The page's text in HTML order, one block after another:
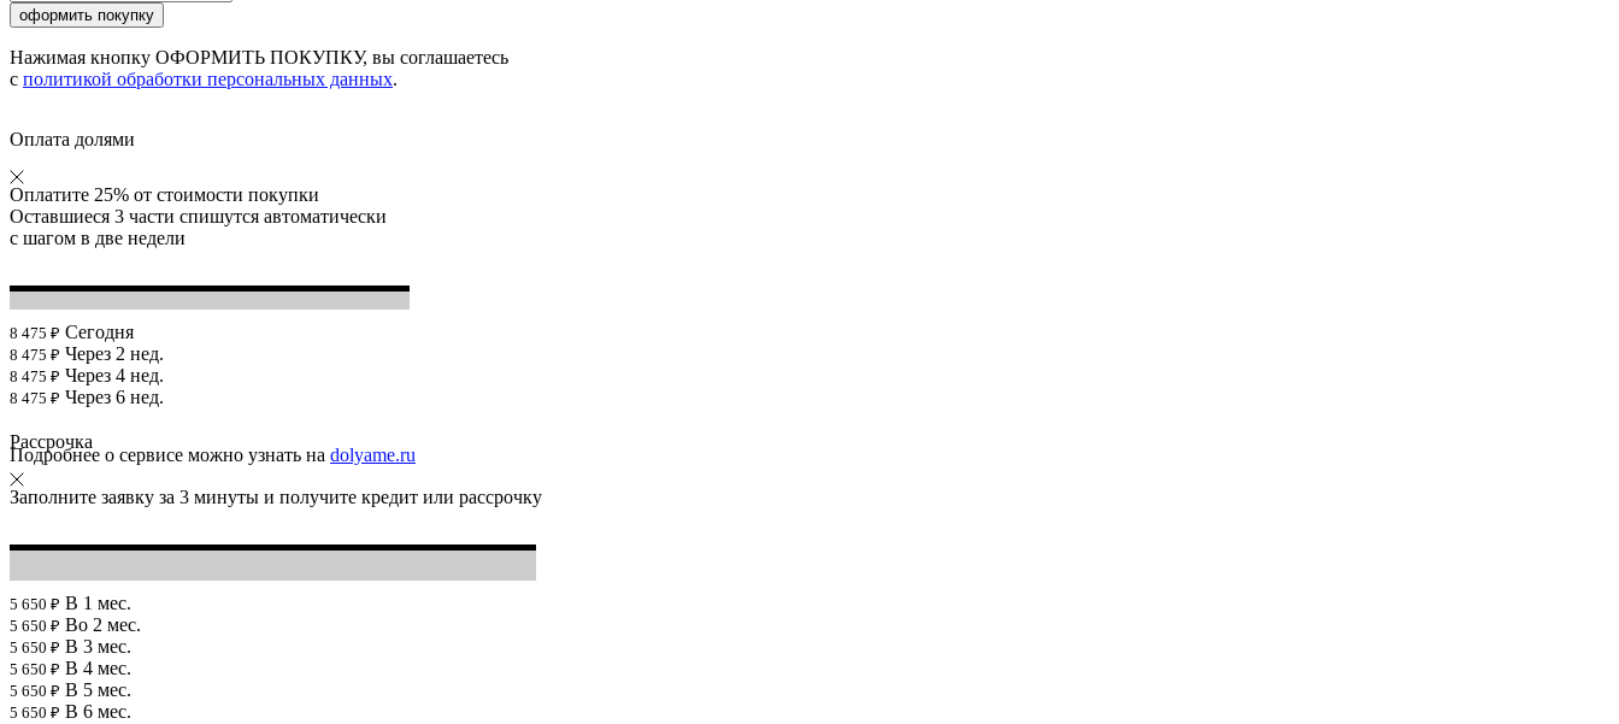
Нажимая кнопку ОФОРМИТЬ ПОКУПКУ, вы соглашаетесь
с политикой обработки персональных данных.
Оплата долями
Оплатите 25% от стоимости покупки
Оставшиеся 3 части спишутся автоматически
с шагом в две недели
8 475 ₽ Сегодня
8 475 ₽ Через 2 нед.
8 475 ₽ Через 4 нед.
8 475 ₽ Через 6 нед.
Подробнее о сервисе можно узнать на dolyame.ru
Рассрочка
Заполните заявку за 3 минуты и получите кредит или рассрочку
5 650 ₽ В 1 мес.
5 650 ₽ Во 2 мес.
5 650 ₽ В 3 мес.
5 650 ₽ В 4 мес.
5 650 ₽ В 5 мес.
5 650 ₽ В 6 мес.